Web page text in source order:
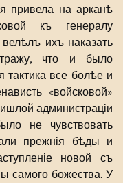
привела на арканѣ
къ генералу
ихъ наказать
что и было
все болѣе и
«войсковой»
администраціи
не чувствовать
прежнія бѣды и
новой съ
самого божества. У